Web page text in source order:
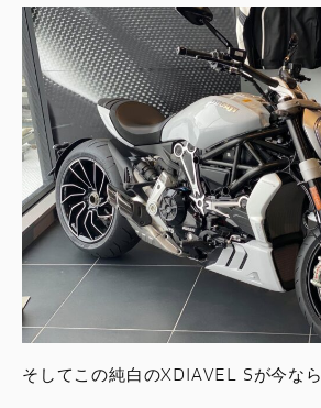
そしてこの純白のXDIAVEL Sが今なら